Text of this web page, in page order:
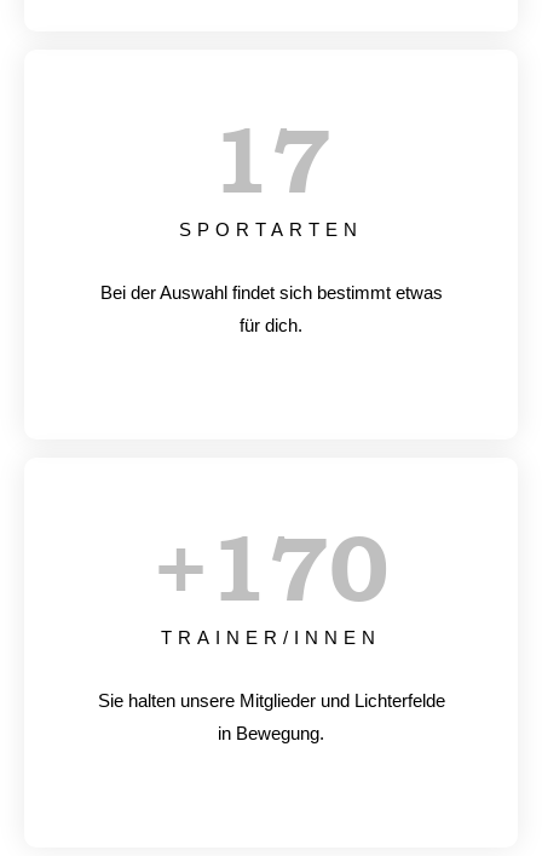
SPORTARTEN
17
Bei der Auswahl findet sich bestimmt etwas
für dich.
TRAINER/INNEN
+170
Sie halten unsere Mitglieder und Lichterfelde
in Bewegung.